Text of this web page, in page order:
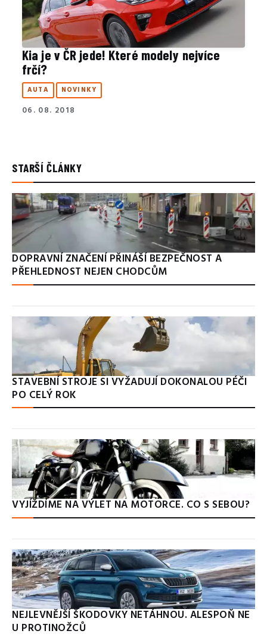
Kia je v ČR jede! Které modely nejvíce
frčí?
AUTA NOVINKY
06. 08. 2018
STARŠÍ ČLÁNKY
DOPRAVNÍ ZNAČENÍ PŘINÁŠÍ BEZPEČNOST A
PŘEHLEDNOST NEJEN CHODCŮM
STAVEBNÍ STROJE SI VYŽADUJÍ DOKONALOU PÉČI
PO CELÝ ROK
VYJÍŽDÍME NA VÝLET NA MOTORCE. CO S SEBOU?
NEJLEVNĚJŠÍ ŠKODOVKY NETÁHNOU. ALESPOŇ NE
U PROTINOŽCŮ